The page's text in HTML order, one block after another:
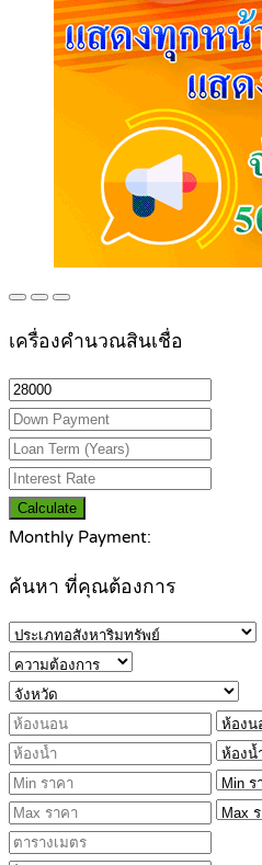
เครื่องคำนวณสินเชื่อ
Calculate
Monthly Payment:
ค้นหา ที่คุณต้องการ